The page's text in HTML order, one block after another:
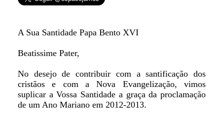
A Sua Santidade Papa Bento XVI
Beatissime Pater,
No desejo de contribuir com a santificação dos
cristãos e com a Nova Evangelização, vimos
suplicar a Vossa Santidade a graça da proclamação
de um Ano Mariano em 2012-2013.